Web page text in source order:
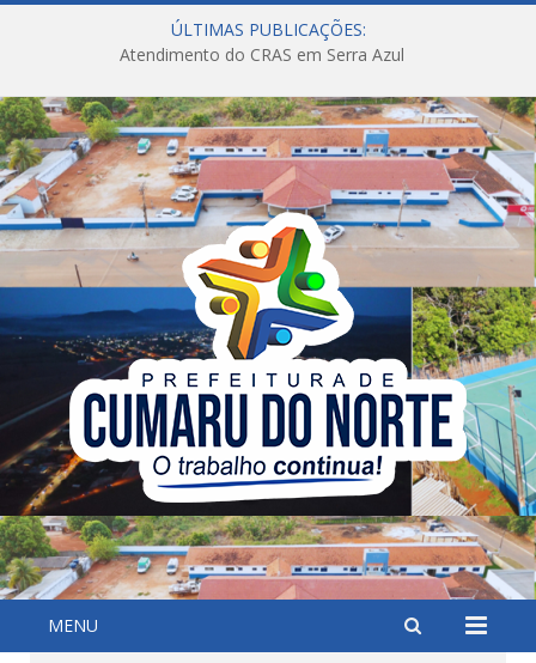
ÚLTIMAS PUBLICAÇÕES:
Atendimento do CRAS em Serra Azul
MENU